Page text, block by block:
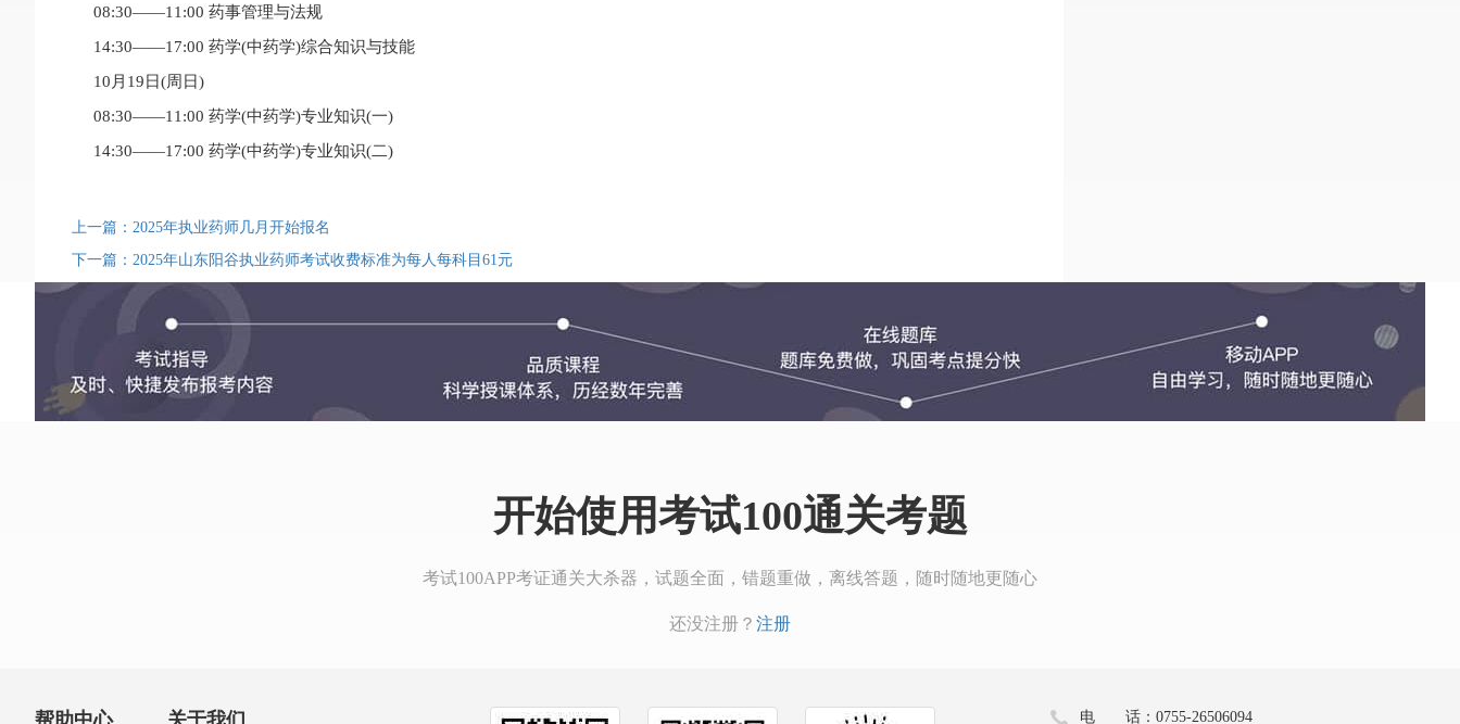
08:30——11:00 药事管理与法规
14:30——17:00 药学(中药学)综合知识与技能
10月19日(周日)
08:30——11:00 药学(中药学)专业知识(一)
14:30——17:00 药学(中药学)专业知识(二)
上一篇：2025年执业药师几月开始报名
下一篇：2025年山东阳谷执业药师考试收费标准为每人每科目61元
开始使用考试100通关考题
考试100APP考证通关大杀器，试题全面，错题重做，离线答题，随时随地更随心
还没注册？ 注册
帮助中心 关于我们 电 话：0755-26506094